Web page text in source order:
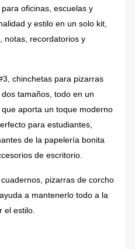
oficinas, escuelas y
y estilo en un solo kit,
notas, recordatorios y
chinchetas para pizarras
tamaños, todo en un
aporta un toque moderno
para estudiantes,
de la papelería bonita
de escritorio.
pizarras de corcho
a mantenerlo todo a la
el estilo.